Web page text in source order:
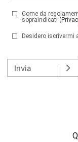
Come da
sopraindicati (
Desidero iscrivermi
Invia